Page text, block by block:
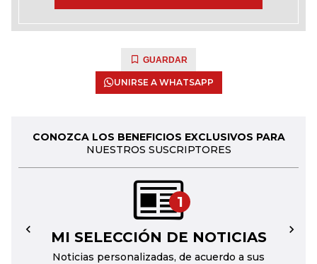
GUARDAR
UNIRSE A WHATSAPP
CONOZCA LOS BENEFICIOS EXCLUSIVOS PARA
NUESTROS SUSCRIPTORES
1
MI SELECCIÓN DE NOTICIAS
Noticias personalizadas, de acuerdo a sus
← →